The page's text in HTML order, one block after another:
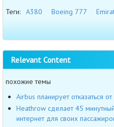
Теги: A380 Boeing 777
Relevant Content
похожие темы
Airbus планирует отказаться
Heathrow сделает 45
интернет для своих